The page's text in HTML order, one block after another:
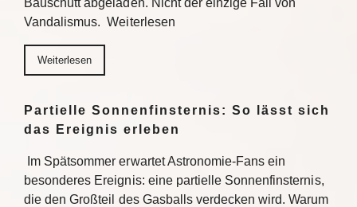
Bauschutt abgeladen. Nicht der einzige Fall von
Vandalismus. Weiterlesen
Weiterlesen
Partielle Sonnenfinsternis: So lässt sich
das Ereignis erleben
Im Spätsommer erwartet Astronomie-Fans ein
besonderes Ereignis: eine partielle Sonnenfinsternis,
die den Großteil des Gasballs verdecken wird. Warum